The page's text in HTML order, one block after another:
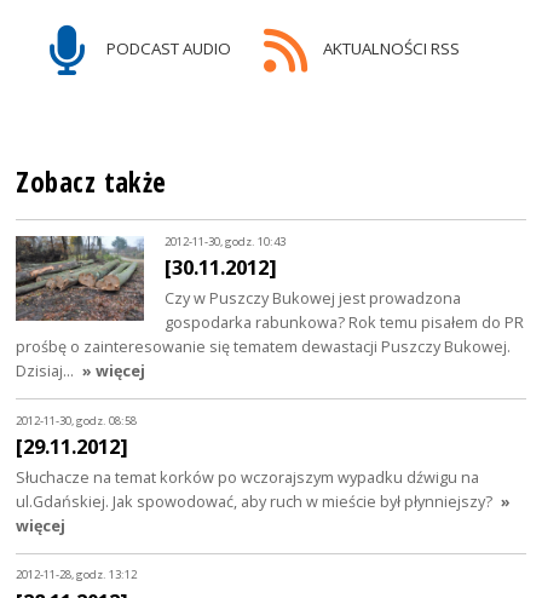
PODCAST AUDIO AKTUALNOŚCI RSS
Zobacz także
2012-11-30, godz. 10:43
[30.11.2012]
Czy w Puszczy Bukowej jest prowadzona
gospodarka rabunkowa? Rok temu pisałem do PR
prośbę o zainteresowanie się tematem dewastacji Puszczy Bukowej.
Dzisiaj… » więcej
2012-11-30, godz. 08:58
[29.11.2012]
Słuchacze na temat korków po wczorajszym wypadku dźwigu na
ul.Gdańskiej. Jak spowodować, aby ruch w mieście był płynniejszy? »
więcej
2012-11-28, godz. 13:12